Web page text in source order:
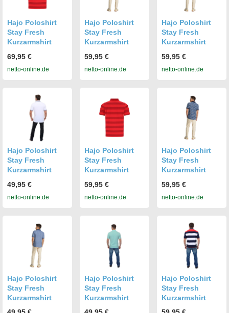
Hajo Poloshirt
Stay Fresh
Kurzarmshirt
69,95 €
netto-online.de
Hajo Poloshirt
Stay Fresh
Kurzarmshirt
59,95 €
netto-online.de
Hajo Poloshirt
Stay Fresh
Kurzarmshirt
59,95 €
netto-online.de
Hajo Poloshirt
Stay Fresh
Kurzarmshirt
49,95 €
netto-online.de
Hajo Poloshirt
Stay Fresh
Kurzarmshirt
59,95 €
netto-online.de
Hajo Poloshirt
Stay Fresh
Kurzarmshirt
59,95 €
netto-online.de
Hajo Poloshirt
Stay Fresh
Kurzarmshirt
Hajo Poloshirt
Stay Fresh
Kurzarmshirt
Hajo Poloshirt
Stay Fresh
Kurzarmshirt